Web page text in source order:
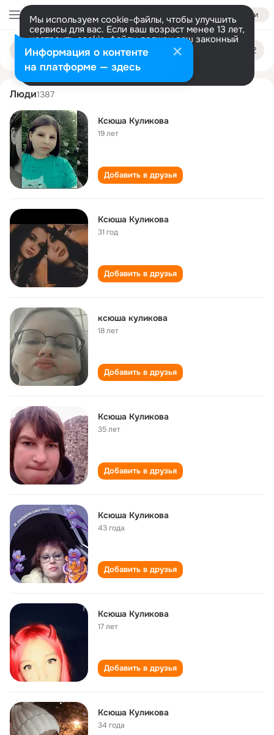
Войти
Мы используем cookie-файлы, чтобы улучшить
сервисы для вас. Если ваш возраст менее 13 лет,
настроить cookie-файлы должен ваш законный
представитель. Больше информации
Разрешить все Настроить
Поиск
людям
ksyusha kulikova
Люди1387
Ксюша Куликова
19 лет
Добавить в друзья
Ксюша Куликова
31 год
Добавить в друзья
ксюша куликова
18 лет
Добавить в друзья
Ксюша Куликова
35 лет
Добавить в друзья
Ксюша Куликова
43 года
Добавить в друзья
Ксюша Куликова
17 лет
Добавить в друзья
Ксюша Куликова
34 года
Информация о контенте
на платформе — здесь